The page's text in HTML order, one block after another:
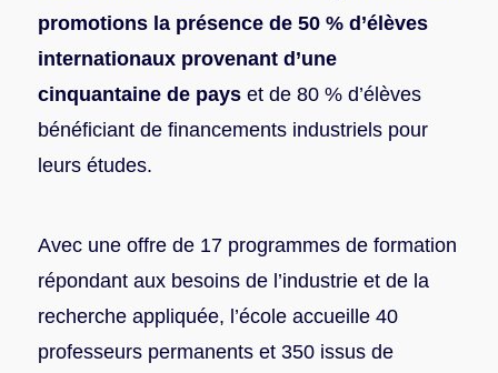
promotions la présence de 50 % d’élèves
internationaux provenant d’une
cinquantaine de payset de 80 % d’élèves
bénéficiant de financements industriels pour
leurs études.
Avec une offre de 17 programmes de formation
répondant aux besoins de l’industrie et de la
recherche appliquée, l’école accueille 40
professeurs permanents et 350 issus de